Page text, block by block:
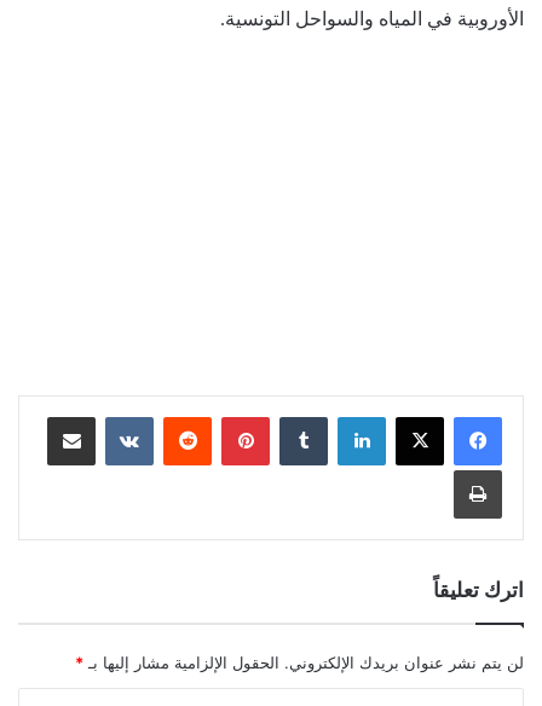
الأوروبية في المياه والسواحل التونسية.
لينكدإن بينتيريست مشاركة عبر البريد
طباعة
اترك تعليقاً
لن يتم نشر عنوان بريدك الإلكتروني. الحقول الإلزامية مشار إليها بـ *